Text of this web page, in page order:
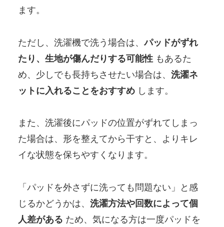
ます。
ただし、洗濯機で洗う場合は、パッドがずれ
たり、生地が傷んだりする可能性 もあるた
め、少しでも長持ちさせたい場合は、 洗濯ネ
ットに入れることをおすすめ します。
また、洗濯後にパッドの位置がずれてしまっ
た場合は、形を整えてから干すと、よりキレ
イな状態を保ちやすくなります。
「パッドを外さずに洗っても問題ない」と感
じるかどうかは、 洗濯方法や回数によって個
人差がある ため、気になる方は一度パッドを